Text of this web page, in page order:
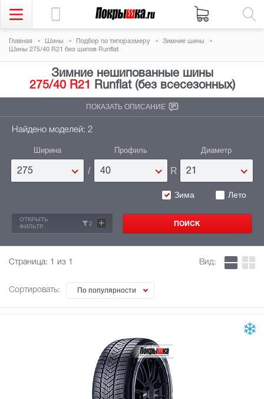
Главная Шины Подбор по типоразмеру
Зимние шины
Шины 275/40 R21 без шипов Runflat
Зимние нешипованные шины
275/40 R21
Runflat (без всесезонных)
ПОКАЗАТЬ ОПИСАНИЕ
Найдено моделей: 2
Ширина
275 /
Профиль
40 R
Диаметр
21
Зима Лето
ОТКРЫТЬ
ФИЛЬТР
2 +
Страница: 1 из 1
Сортировать: По популярности
Вид: